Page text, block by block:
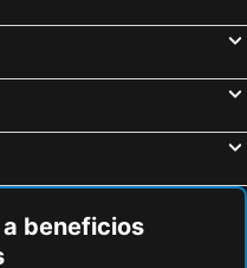
beneficios